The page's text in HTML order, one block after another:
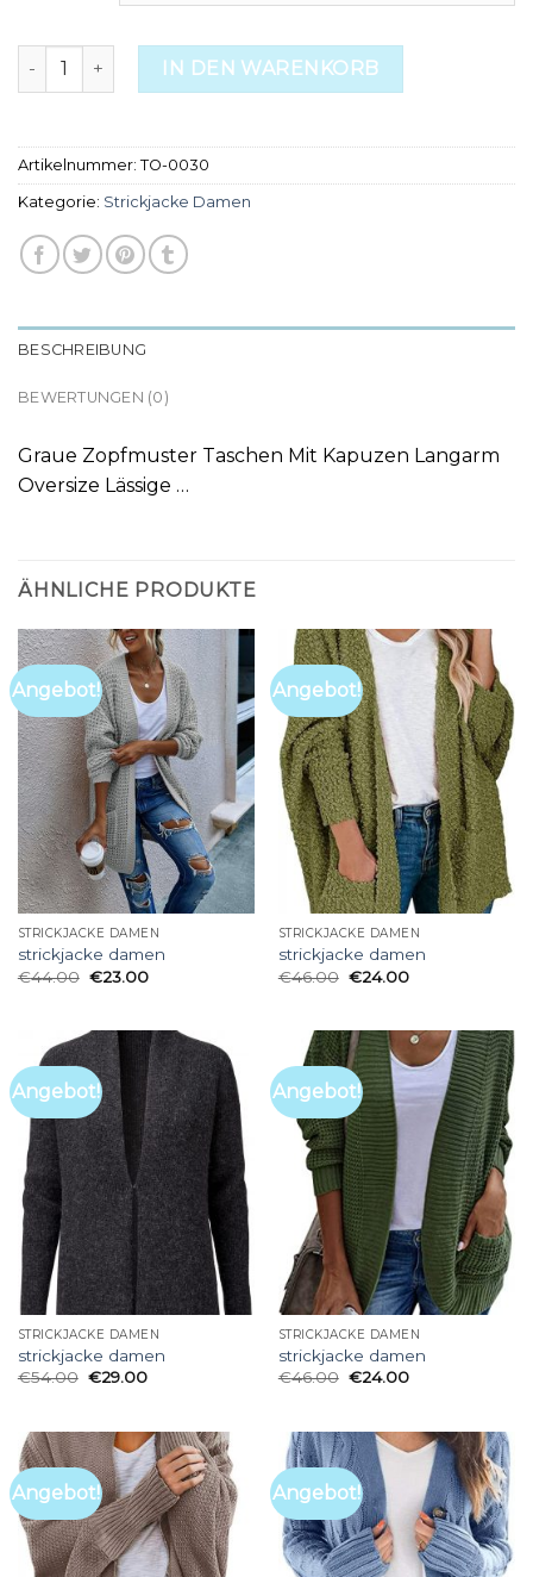
strickjacke damen MengeIN DEN WARENKORB
Artikelnummer: TO-0030
Kategorie: Strickjacke Damen
BESCHREIBUNG
BEWERTUNGEN (0)
Graue Zopfmuster Taschen Mit Kapuzen Langarm
Oversize Lässige …
ÄHNLICHE PRODUKTE
Angebot!
STRICKJACKE DAMEN
strickjacke damen
€44.00 €23.00
Angebot!
STRICKJACKE DAMEN
strickjacke damen
€46.00 €24.00
Angebot!
STRICKJACKE DAMEN
strickjacke damen
€54.00 €29.00
Angebot!
STRICKJACKE DAMEN
strickjacke damen
€46.00 €24.00
Angebot! Angebot!